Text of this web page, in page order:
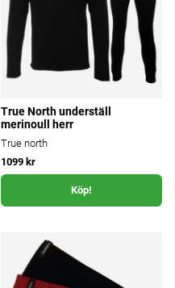
True North underställ
merinoull herr
True north
1099 kr
Köp!